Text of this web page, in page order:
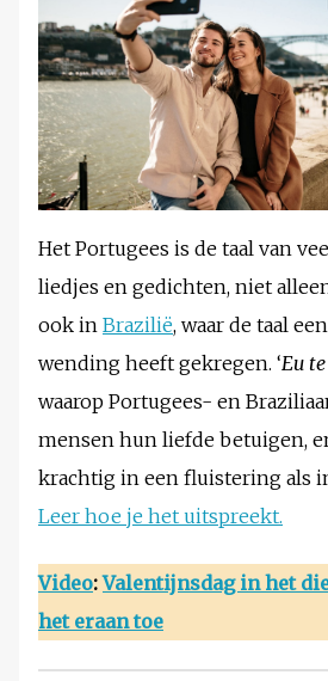
Het Portugees is de taal van
liedjes en gedichten, niet
ook in Brazilië, waar de taal
wending heeft gekregen. ‘Eu
waarop Portugees- en
mensen hun liefde betuigen,
krachtig in een fluistering als
Leer hoe je het uitspreekt.
Video:Valentijnsdag in het
het eraan toe